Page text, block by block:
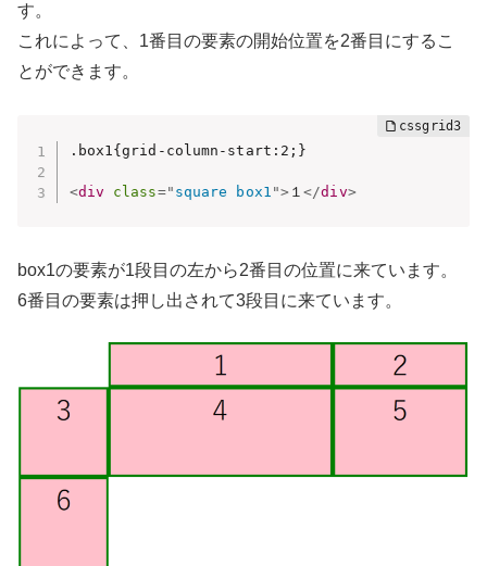
す。
これによって、1番目の要素の開始位置を2番目にするこ
とができます。
.box1{grid-column-start:2;}
<div class=" square box1 "> １</div>
box1の要素が1段目の左から2番目の位置に来ています。
6番目の要素は押し出されて3段目に来ています。